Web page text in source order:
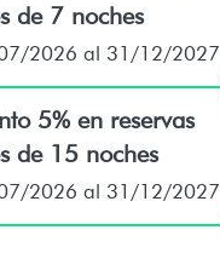
de 7 noches
2026 al 31/12/2027
5% en reservas
de 15 noches
2026 al 31/12/2027